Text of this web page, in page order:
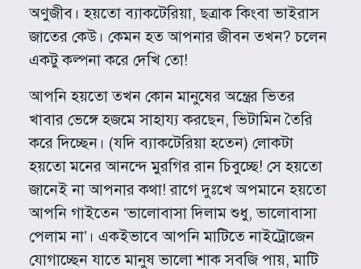
অণুজীব। হয়তো ব্যাকটেরিয়া, ছত্রাক কিংবা ভাইরাস
জাতের কেউ। কেমন হত আপনার জীবন তখন? চলেন
একটু কল্পনা করে দেখি তো!
আপনি হয়তো তখন কোন মানুষের অন্ত্রের ভিতর
খাবার ভেঙ্গে হজমে সাহায্য করছেন, ভিটামিন তৈরি
করে দিচ্ছেন। (যদি ব্যাকটেরিয়া হতেন) লোকটা
হয়তো মনের আনন্দে মুরগির রান চিবুচ্ছে! সে হয়তো
জানেই না আপনার কথা! রাগে দুঃখে অপমানে হয়তো
আপনি গাইতেন ‘ভালোবাসা দিলাম শুধু, ভালোবাসা
পেলাম না’। একইভাবে আপনি মাটিতে নাইট্রোজেন
যোগাচ্ছেন যাতে মানুষ ভালো শাক সবজি পায়, মাটি